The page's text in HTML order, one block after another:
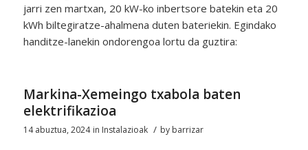
jarri zen martxan, 20 kW-ko inbertsore batekin eta 20
kWh biltegiratze-ahalmena duten bateriekin. Egindako
handitze-lanekin ondorengoa lortu da guztira:
Markina-Xemeingo txabola baten
elektrifikazioa
14 abuztua, 2024 in Instalazioak / by barrizar